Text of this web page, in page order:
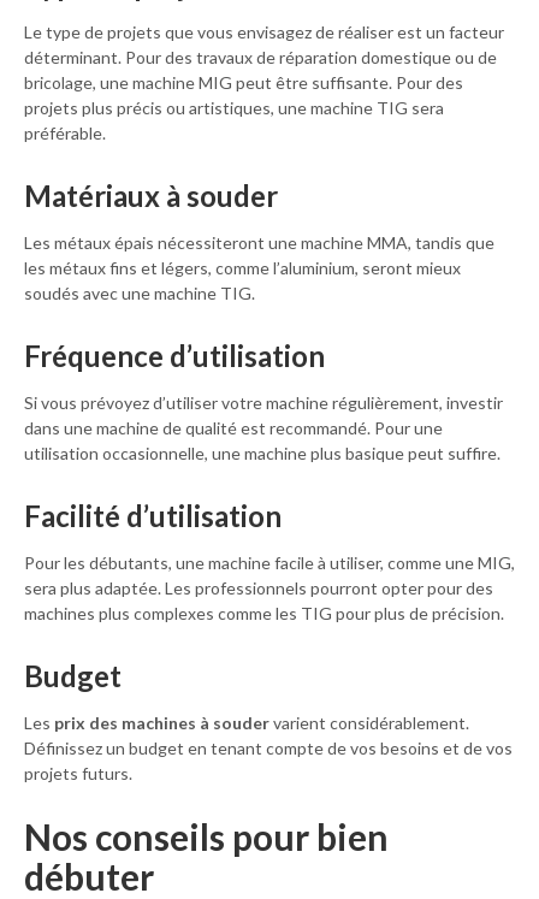
Le type de projets que vous envisagez de réaliser est un facteur
déterminant. Pour des travaux de réparation domestique ou de
bricolage, une machine MIG peut être suffisante. Pour des
projets plus précis ou artistiques, une machine TIG sera
préférable.
Matériaux à souder
Les métaux épais nécessiteront une machine MMA, tandis que
les métaux fins et légers, comme l’aluminium, seront mieux
soudés avec une machine TIG.
Fréquence d’utilisation
Si vous prévoyez d’utiliser votre machine régulièrement, investir
dans une machine de qualité est recommandé. Pour une
utilisation occasionnelle, une machine plus basique peut suffire.
Facilité d’utilisation
Pour les débutants, une machine facile à utiliser, comme une MIG,
sera plus adaptée. Les professionnels pourront opter pour des
machines plus complexes comme les TIG pour plus de précision.
Budget
Les prix des machines à soudervarient considérablement.
Définissez un budget en tenant compte de vos besoins et de vos
projets futurs.
Nos conseils pour bien
débuter